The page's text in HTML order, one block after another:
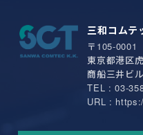
三和コムテ
〒105-0001
東京都港区
商船三井ビ
TEL : 03-
URL :